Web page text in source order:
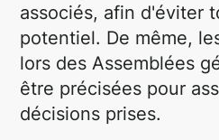
associés, afin d'éviter
potentiel. De même,
lors des Assemblées
être précisées pour
décisions prises.